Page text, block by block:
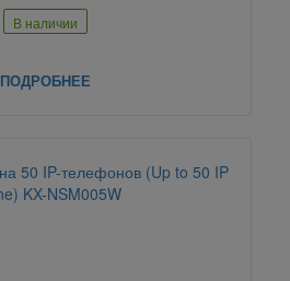
В наличии
ПОДРОБНЕЕ